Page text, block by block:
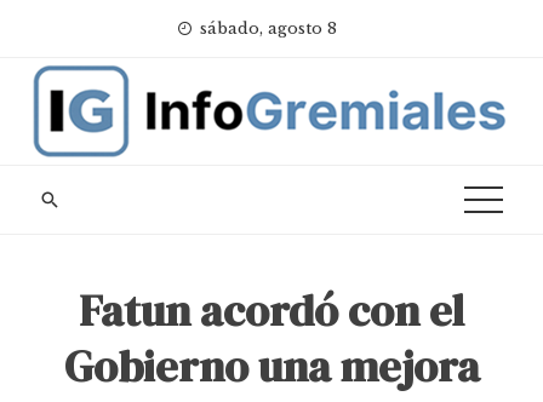
content
sábado, agosto 8
Fatun acordó con el
Gobierno una mejora